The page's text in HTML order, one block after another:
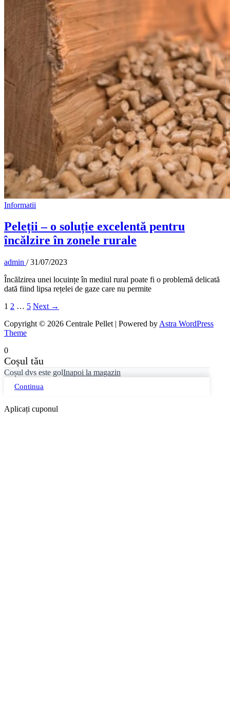
Informatii
Peleții – o soluție excelentă pentru
încălzire în zonele rurale
admin /31/07/2023
Încălzirea unei locuințe în mediul rural poate fi o problemă delicată
dată fiind lipsa rețelei de gaze care nu permite
1 2 … 5 Next →
Copyright © 2026 Centrale Pellet | Powered by Astra WordPress
Theme
0
Coșul tău
Coșul dvs este golInapoi la magazin
Continua
Aplicați cuponul